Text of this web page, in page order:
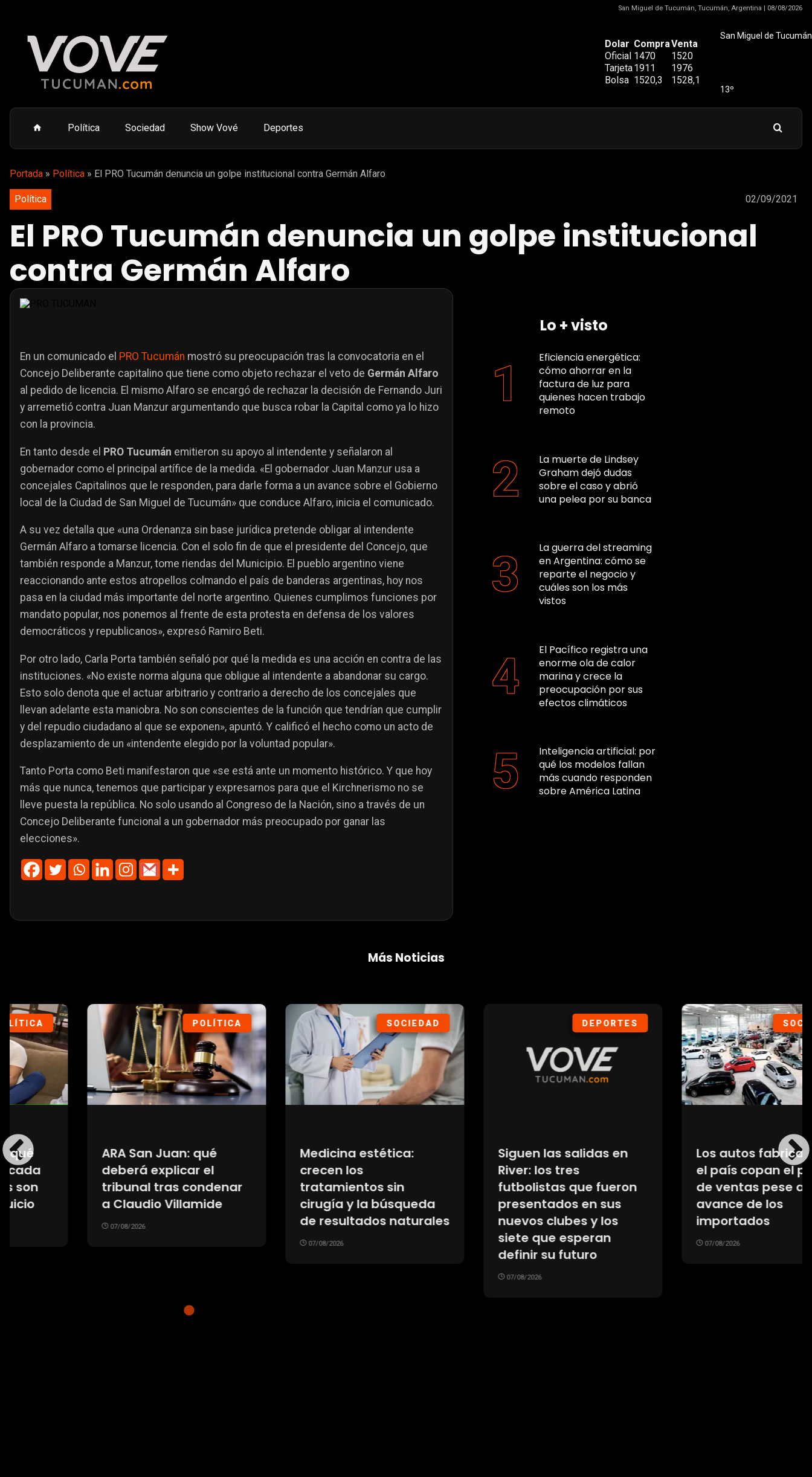
San Miguel de Tucumán, Tucumán, Argentina | 08/08/2026
Dolar CompraVenta
Oficial 1470
1520
Tarjeta1911
1976
Bolsa 1520,3 1528,1
San Miguel de Tucumán
13º
Política Sociedad Show Vové Deportes
Portada » Política » El PRO Tucumán denuncia un golpe institucional contra Germán Alfaro
Política 02/09/2021
El PRO Tucumán denuncia un golpe institucional
contra Germán Alfaro
En un comunicado el PRO Tucumán mostró su preocupación tras la convocatoria en el
Concejo Deliberante capitalino que tiene como objeto rechazar el veto de Germán Alfaro
al pedido de licencia. El mismo Alfaro se encargó de rechazar la decisión de Fernando Juri
y arremetió contra Juan Manzur argumentando que busca robar la Capital como ya lo hizo
con la provincia.
En tanto desde el PRO Tucumán emitieron su apoyo al intendente y señalaron al
gobernador como el principal artífice de la medida. «El gobernador Juan Manzur usa a
concejales Capitalinos que le responden, para darle forma a un avance sobre el Gobierno
local de la Ciudad de San Miguel de Tucumán» que conduce Alfaro, inicia el comunicado.
A su vez detalla que «una Ordenanza sin base jurídica pretende obligar al intendente
Germán Alfaro a tomarse licencia. Con el solo fin de que el presidente del Concejo, que
también responde a Manzur, tome riendas del Municipio. El pueblo argentino viene
reaccionando ante estos atropellos colmando el país de banderas argentinas, hoy nos
pasa en la ciudad más importante del norte argentino. Quienes cumplimos funciones por
mandato popular, nos ponemos al frente de esta protesta en defensa de los valores
democráticos y republicanos», expresó Ramiro Beti.
Por otro lado, Carla Porta también señaló por qué la medida es una acción en contra de las
instituciones. «No existe norma alguna que obligue al intendente a abandonar su cargo.
Esto solo denota que el actuar arbitrario y contrario a derecho de los concejales que
llevan adelante esta maniobra. No son conscientes de la función que tendrían que cumplir
y del repudio ciudadano al que se exponen», apuntó. Y calificó el hecho como un acto de
desplazamiento de un «intendente elegido por la voluntad popular».
Tanto Porta como Beti manifestaron que «se está ante un momento histórico. Y que hoy
más que nunca, tenemos que participar y expresarnos para que el Kirchnerismo no se
lleve puesta la república. No solo usando al Congreso de la Nación, sino a través de un
Concejo Deliberante funcional a un gobernador más preocupado por ganar las
elecciones».
Lo + visto
Eficiencia energética:
cómo ahorrar en la
factura de luz para
quienes hacen trabajo
remoto
La muerte de Lindsey
Graham dejó dudas
sobre el caso y abrió
una pelea por su banca
La guerra del streaming
en Argentina: cómo se
reparte el negocio y
cuáles son los más
vistos
El Pacífico registra una
enorme ola de calor
marina y crece la
preocupación por sus
efectos climáticos
Inteligencia artificial: por
qué los modelos fallan
más cuando responden
sobre América Latina
Más Noticias
POLÍTICA
ARA San Juan: qué
deberá explicar el
tribunal tras condenar
a Claudio Villamide
SOCIEDAD
Medicina estética:
tratamientos sin
cirugía y la búsqueda
de resultados naturales
Siguen las salidas en
River: los tres
futbolistas que fueron
presentados en sus
nuevos clubes y los
siete que esperan
definir su futuro
SOCIEDAD
Los autos fabricados en
el país copan el podio
de ventas pese al
avance de los
importados